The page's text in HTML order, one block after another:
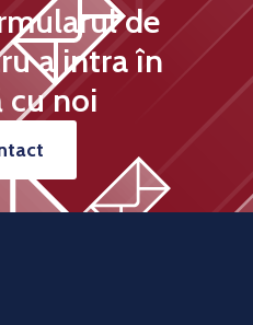
de
a intra în
cu noi